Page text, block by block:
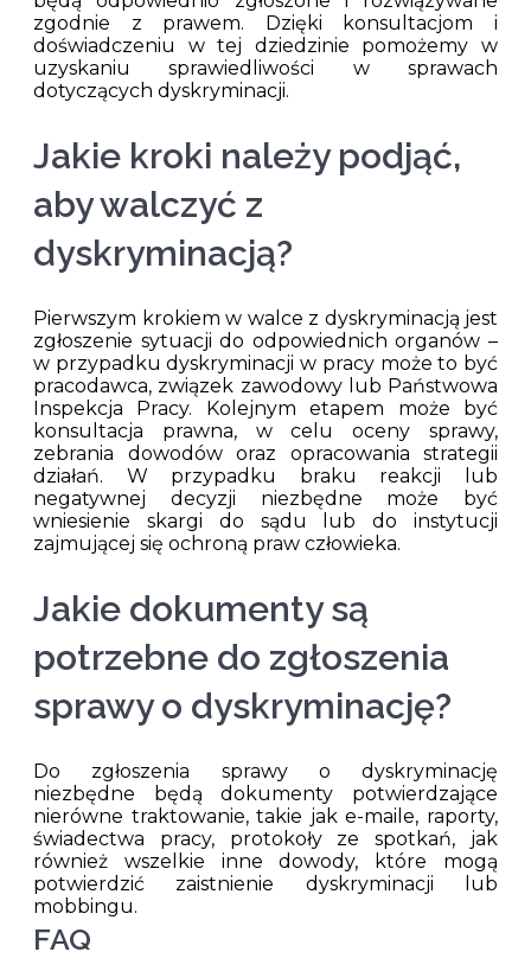
zgodnie z prawem. Dzięki konsultacjom i
doświadczeniu w tej dziedzinie pomożemy w
uzyskaniu sprawiedliwości w sprawach
dotyczących dyskryminacji.
Jakie kroki należy podjąć,
aby walczyć z
dyskryminacją?
Pierwszym krokiem w walce z dyskryminacją jest
zgłoszenie sytuacji do odpowiednich organów –
w przypadku dyskryminacji w pracy może to być
pracodawca, związek zawodowy lub Państwowa
Inspekcja Pracy. Kolejnym etapem może być
konsultacja prawna, w celu oceny sprawy,
zebrania dowodów oraz opracowania strategii
działań. W przypadku braku reakcji lub
negatywnej decyzji niezbędne może być
wniesienie skargi do sądu lub do instytucji
zajmującej się ochroną praw człowieka.
Jakie dokumenty są
potrzebne do zgłoszenia
sprawy o dyskryminację?
Do zgłoszenia sprawy o dyskryminację
niezbędne będą dokumenty potwierdzające
nierówne traktowanie, takie jak e-maile, raporty,
świadectwa pracy, protokoły ze spotkań, jak
również wszelkie inne dowody, które mogą
potwierdzić zaistnienie dyskryminacji lub
mobbingu.
FAQ